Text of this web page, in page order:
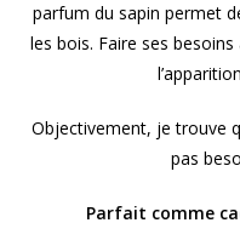
parfum du sapin permet
les bois. Faire ses
Objectivement, je trouve
pas
Parfait comme